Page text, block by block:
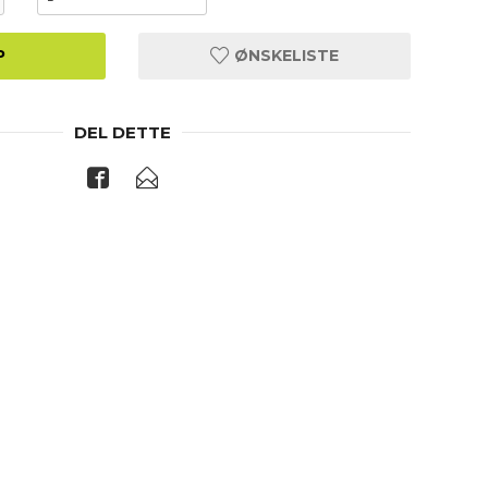
ØNSKELISTE
DEL DETTE